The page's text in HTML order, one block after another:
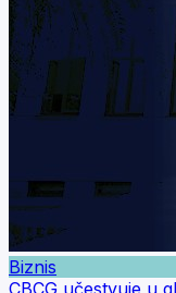
Biznis
CBCG učestvuje u